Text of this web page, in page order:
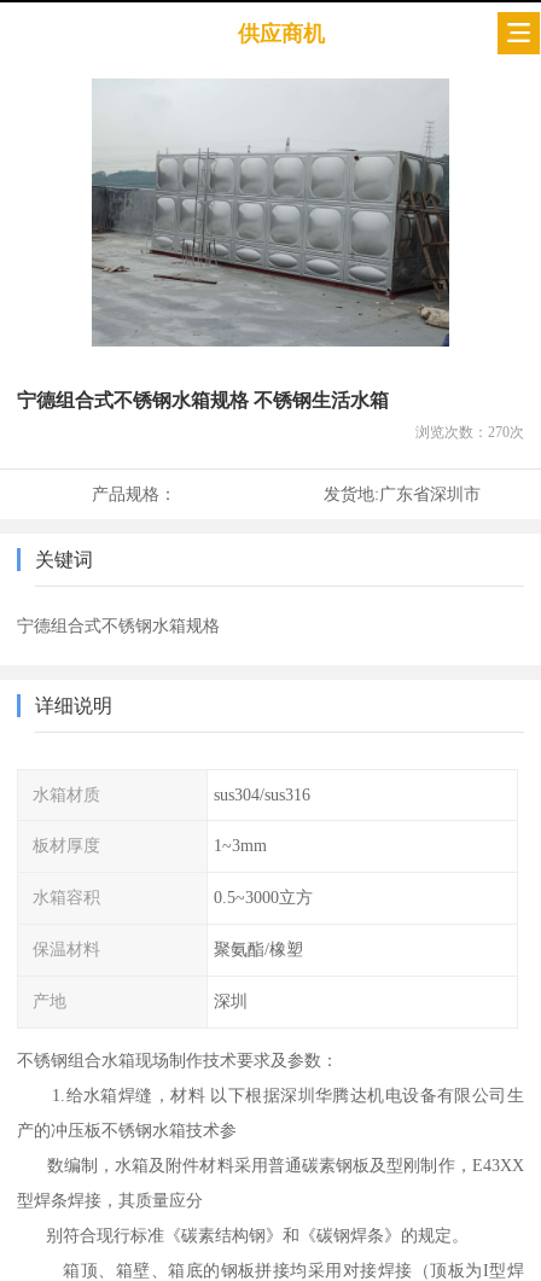
供应商机
宁德组合式不锈钢水箱规格 不锈钢生活水箱
浏览次数： 270次
产品规格： 发货地:广东省深圳市
关键词
宁德组合式不锈钢水箱规格
详细说明
水箱材质 sus304/sus316
板材厚度 1~3mm
水箱容积 0.5~3000立方
保温材料 聚氨酯/橡塑
产地 深圳
不锈钢组合水箱现场制作技术要求及参数：
1.给水箱焊缝，材料 以下根据深圳华腾达机电设备有限公司生
产的冲压板不锈钢水箱技术参
数编制，水箱及附件材料采用普通碳素钢板及型刚制作，E43XX
型焊条焊接，其质量应分
别符合现行标准《碳素结构钢》和《碳钢焊条》的规定。
箱顶、箱壁、箱底的钢板拼接均采用对接焊接（顶板为I型焊